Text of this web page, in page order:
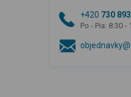
+420 730
Po - Pia: 8:30 -